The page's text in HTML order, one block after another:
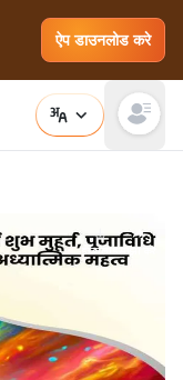
ऐप डाउनलोड करे
Open
डाउनलोडसाझा करें